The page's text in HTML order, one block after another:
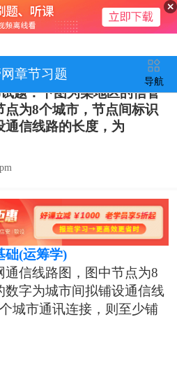
章节习题 导航
题：下图为某地区的信管
点为8个城市，节点间标识
通信线路的长度，为
础(运筹学)
信线路图，图中节点为8
数字为城市间拟铺设通信线
城市通讯连接，则至少铺